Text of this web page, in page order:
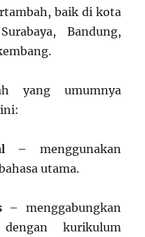
baik di kota
Bandung,
yang umumnya
– menggunakan
utama.
– menggabungkan
kurikulum